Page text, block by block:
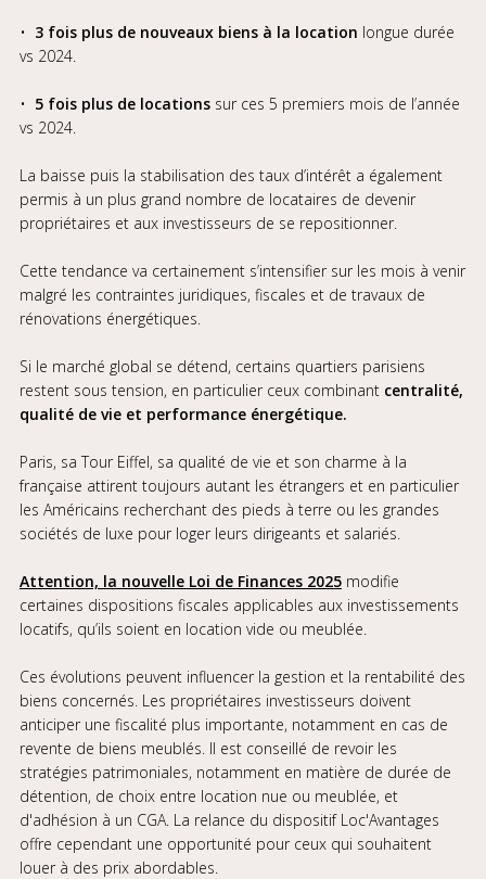
• 3 fois plus de nouveaux biens à la location longue durée
vs 2024.
• 5 fois plus de locationssur ces 5 premiers mois de l’année
vs 2024.
La baisse puis la stabilisation des taux d’intérêt a également
permis à un plus grand nombre de locataires de devenir
propriétaires et aux investisseurs de se repositionner.
Cette tendance va certainement s’intensifier sur les mois à venir
malgré les contraintes juridiques, fiscales et de travaux de
rénovations énergétiques.
Si le marché global se détend, certains quartiers parisiens
restent sous tension, en particulier ceux combinant centralité,
qualité de vie et performance énergétique.
Paris, sa Tour Eiffel, sa qualité de vie et son charme à la
française attirent toujours autant les étrangers et en particulier
les Américains recherchant des pieds à terre ou les grandes
sociétés de luxe pour loger leurs dirigeants et salariés.
Attention, la nouvelle Loi de Finances 2025modifie
certaines dispositions fiscales applicables aux investissements
locatifs, qu’ils soient en location vide ou meublée.
Ces évolutions peuvent influencer la gestion et la rentabilité des
biens concernés. Les propriétaires investisseurs doivent
anticiper une fiscalité plus importante, notamment en cas de
revente de biens meublés. Il est conseillé de revoir les
stratégies patrimoniales, notamment en matière de durée de
détention, de choix entre location nue ou meublée, et
d'adhésion à un CGA. La relance du dispositif Loc'Avantages
offre cependant une opportunité pour ceux qui souhaitent
louer à des prix abordables.